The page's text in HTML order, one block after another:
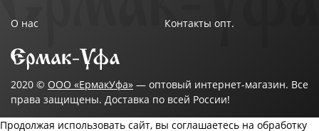
О нас Контакты опт.
2020 © ООО «ЕрмакУфа» — оптовый интернет-магазин. Все
права защищены. Доставка по всей России!
Продолжая использовать сайт, вы соглашаетесь на обработку